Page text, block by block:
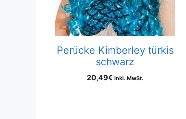
Perücke Kimberley türkis
schwarz
20,49€ inkl. MwSt.